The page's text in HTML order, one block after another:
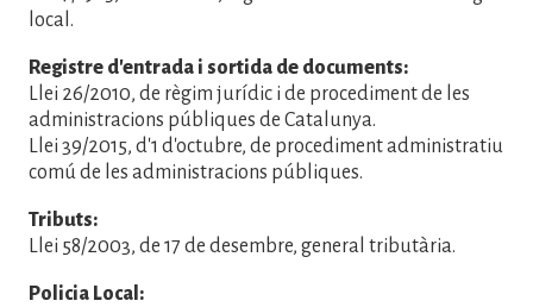
local.
Registre d'entrada i sortida de documents:
Llei 26/2010, de règim jurídic i de procediment de les
administracions públiques de Catalunya.
Llei 39/2015, d'1 d'octubre, de procediment administratiu
comú de les administracions públiques.
Tributs:
Llei 58/2003, de 17 de desembre, general tributària.
Policia Local: